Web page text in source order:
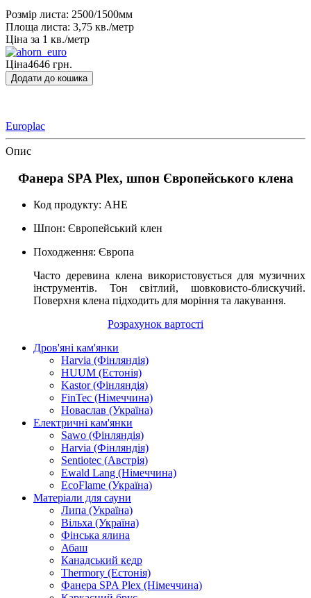
Розмір листа: 2500/1500мм
Площа листа: 3,75 кв./метр
Ціна за 1 кв./метр
Ціна4646 грн.
Europlac
Опис
Фанера SPA Plex, шпон Європейського клена
Код продукту: AHE
Шпон: Європейський клен
Походження: Європа
Часто деревина клена використовується для музичних
інструментів. Тон світлий, шовковисто-блискучий.
Поверхня клена підходить для моріння та лакування.
Розрахунок вартості
Дров'яні кам'янки
Harvia (Фінляндія)
HUUM (Естонія)
Kastor (Фінляндія)
FinTec (Німеччина)
Новаслав (Україна)
Електричні кам'янки
Sawo (Фінляндія)
Harvia (Фінляндія)
Sentiotec (Австрія)
Ewald Lang (Німеччина)
EcoFlame (Україна)
Матеріали для сауни
Липа (Україна)
Вільха (Україна)
Фінська ялина
Абаш
Канадський кедр
Thermory (Естонія)
Фанера SPA Plex (Німеччина)